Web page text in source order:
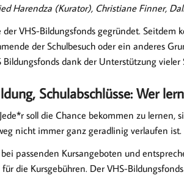
Harendza (Kurator), Christiane Finner,
VHS-Bildungsfonds gegründet. Seitdem
der Schulbesuch oder ein anderes
Bildungsfonds dank der Unterstützung
Schulabschlüsse: Wer
soll die Chance bekommen zu
nicht immer ganz geradlinig verlaufen ist.
passenden Kursangeboten und
die Kursgebühren. Der VHS-